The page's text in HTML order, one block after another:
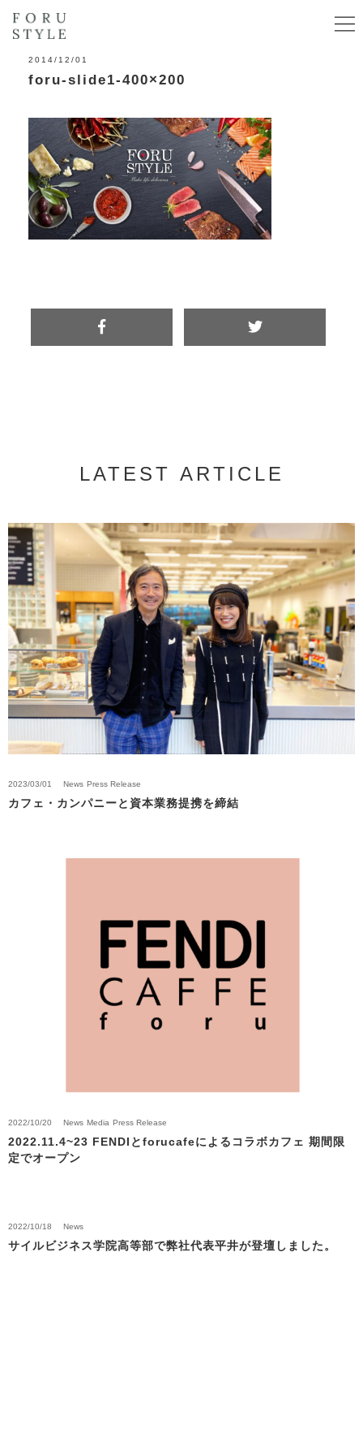
2014/12/01
foru-slide1-400×200
LATEST ARTICLE
2023/03/01 News Press Release
カフェ・カンパニーと資本業務提携を締結
2022/10/20 News Media Press Release
2022.11.4~23 FENDIとforucafeによるコラボカフェ 期間限
定でオープン